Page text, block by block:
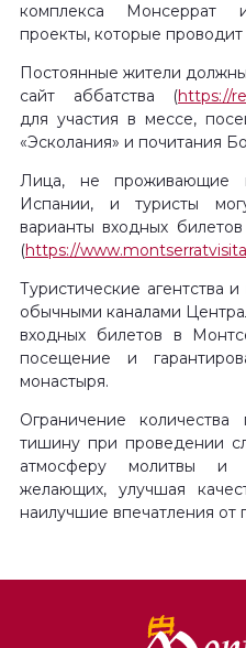
комплекса Монсеррат
проекты, которые проводит
Постоянные жители
сайт аббатства (https://
для участия в мессе,
«Эсколания» и почитания
Лица, не проживающие
Испании, и туристы
варианты входных
(https://
Туристические агентства
обычными каналами
входных билетов в
посещение и
монастыря.
Ограничение количества
тишину при проведении
атмосферу молитвы и
желающих, улучшая
наилучшие впечатления от